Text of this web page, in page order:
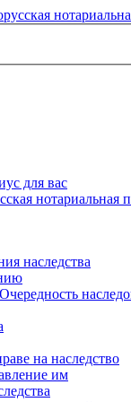
для вас
нотариальная
наследства
на наследство
им